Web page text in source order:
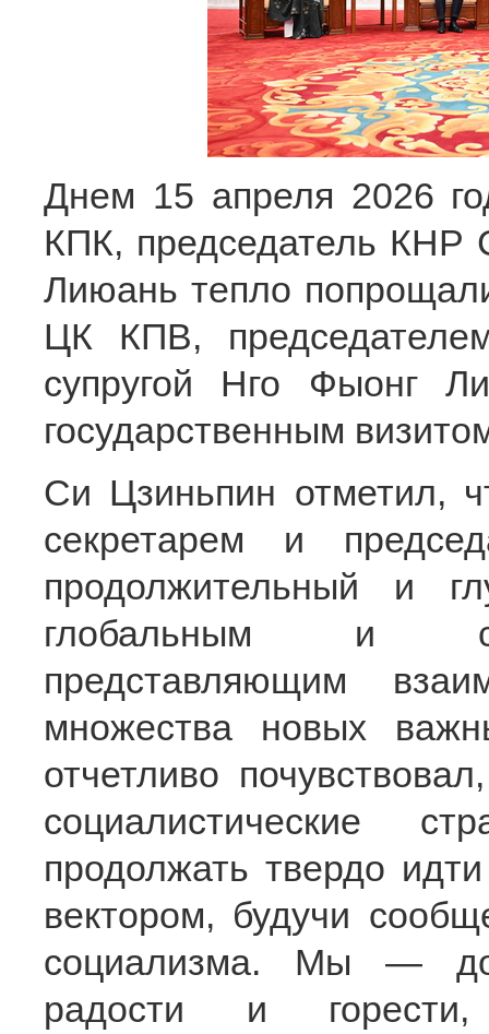
Днем 15 апреля 2026
КПК, председатель КНР
Лиюань тепло
ЦК КПВ,
супругой Нго Фыонг
государственным
Си Цзиньпин отметил,
секретарем и
продолжительный и
глобальным и
представляющим
множества новых
отчетливо
социалистические
продолжать твердо
вектором, будучи
социализма. Мы —
радости и